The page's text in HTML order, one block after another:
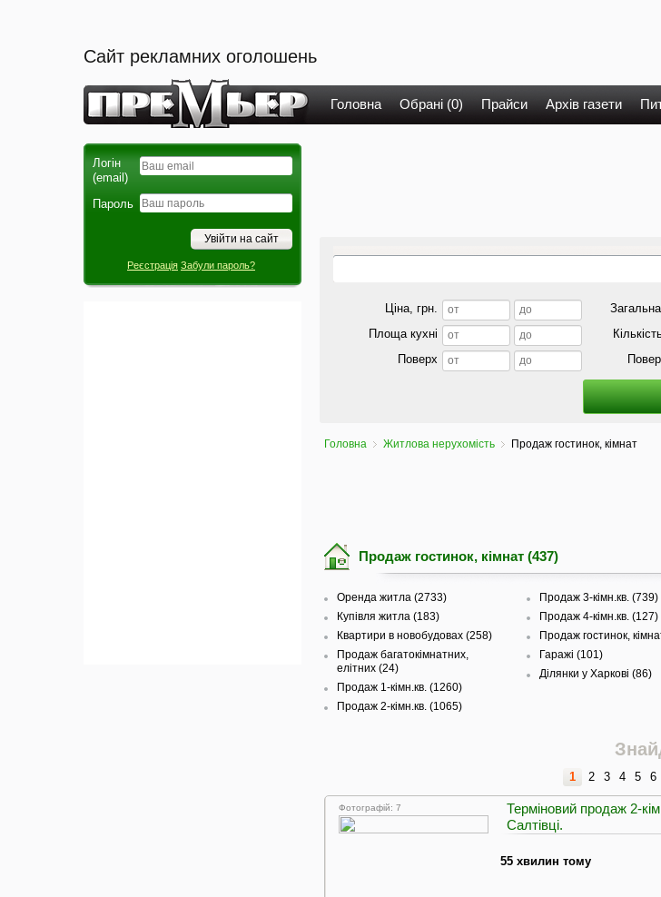
Сайт рекламних оголошень
Головна Обрані (0) Прайси Архів газети
Логін
(email)
Пароль
Реєстрація Забули пароль?
Ціна, грн.
Площа кухні
Поверх
Головна Житлова нерухомість Продаж гостинок, кімнат
Продаж гостинок, кімнат (437)
Оренда житла (2733)
Купівля житла (183)
Квартири в новобудовах (258)
Продаж багатокімнатних,
елітних (24)
Продаж 1-кімн.кв. (1260)
Продаж 2-кімн.кв. (1065)
Продаж 3-кімн.кв. (739)
Продаж 4-кімн.кв. (127)
Продаж гостинок,
Гаражі (101)
Ділянки у Харкові (86)
1 2 3 4 5 6
Фотографій: 7
Терміновий продаж 2-
Салтівці.
55 хвилин тому